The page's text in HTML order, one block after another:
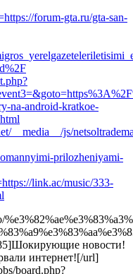
forum-gta.ru/gta-san-
na-android-kratkoe-
__media__/js/
prilozheniyami-
link.ac/music/333-
новости!
интернет![/url]
board.php?